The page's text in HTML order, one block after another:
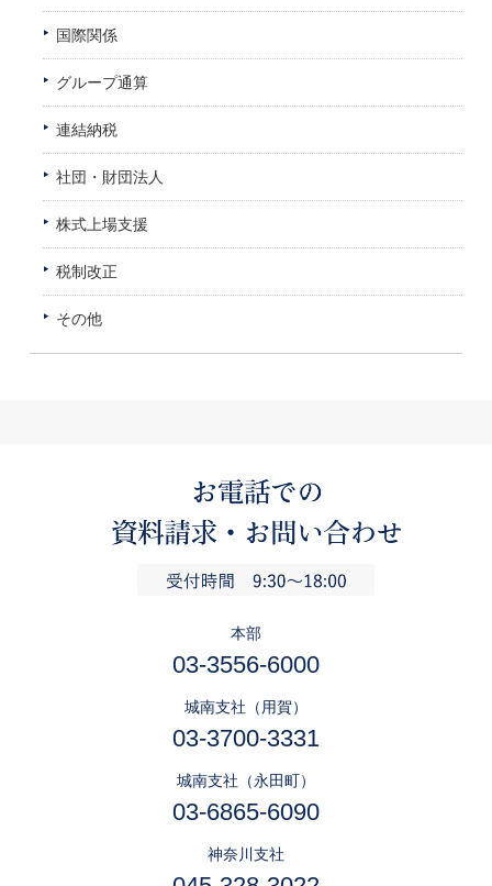
国際関係
グループ通算
連結納税
社団・財団法人
株式上場支援
税制改正
その他
本部
03-3556-6000
城南支社（用賀）
03-3700-3331
城南支社（永田町）
03-6865-6090
神奈川支社